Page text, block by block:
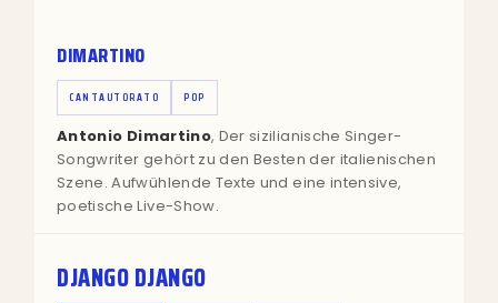
DIMARTINO
CANTAUTORATO POP
Antonio Dimartino, Der sizilianische Singer-
Songwriter gehört zu den Besten der italienischen
Szene. Aufwühlende Texte und eine intensive,
poetische Live-Show.
DJANGO DJANGO